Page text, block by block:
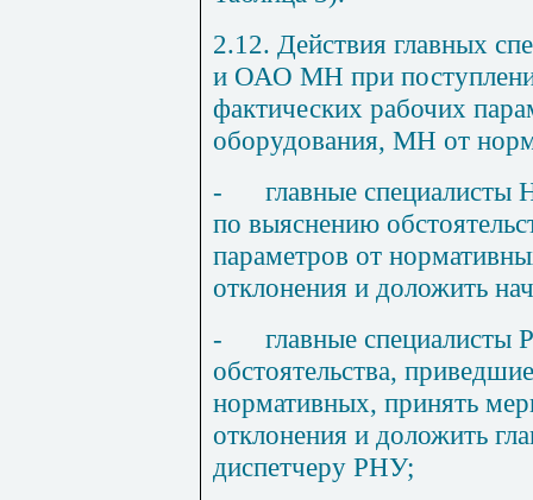
2.12. Действия главных
и ОАО МН при
фактических рабочих
оборудования, МН от
-
главные специалисты
по выяснению
параметров от
отклонения и доложить
-
главные
обстоятельства,
нормативных, принять
отклонения и доложить
диспетчеру РНУ;